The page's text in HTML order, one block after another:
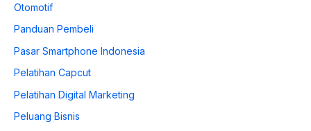
Otomotif
Panduan Pembeli
Pasar Smartphone Indonesia
Pelatihan Capcut
Pelatihan Digital Marketing
Peluang Bisnis